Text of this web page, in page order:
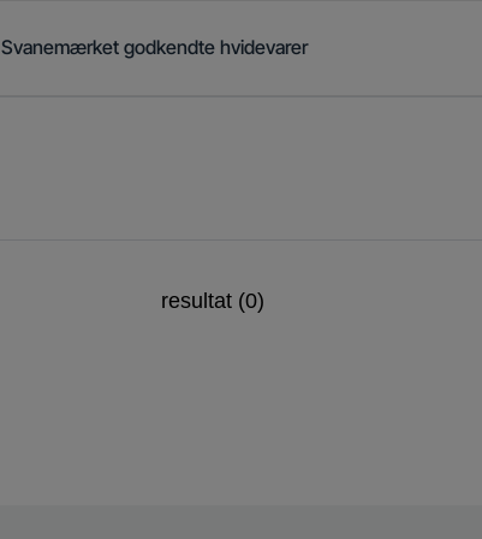
Svanemærket godkendte hvidevarer
resultat (0)